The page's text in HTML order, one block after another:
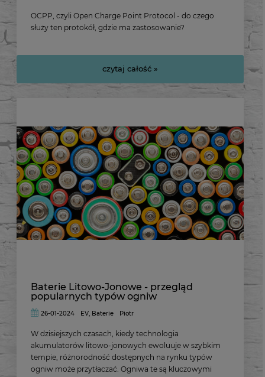
OCPP, czyli Open Charge Point Protocol - do czego
służy ten protokół, gdzie ma zastosowanie?
czytaj całość »
Baterie Litowo-Jonowe - przegląd
popularnych typów ogniw
26-01-2024 EV, Baterie Piotr
W dzisiejszych czasach, kiedy technologia
akumulatorów litowo-jonowych ewoluuje w szybkim
tempie, różnorodność dostępnych na rynku typów
ogniw może przytłaczać. Ogniwa te są kluczowymi